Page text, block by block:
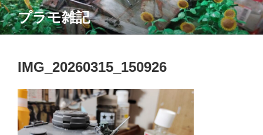
コ
ン
テ
プラモ雑記
IMG_20260315_150926